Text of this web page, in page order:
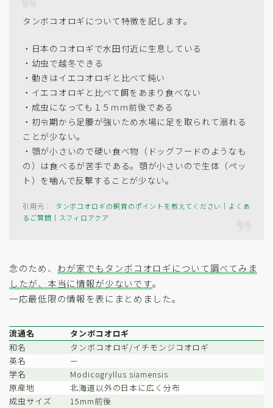
タンボコオロギについて特徴を記します。
・日本のコオロギで水田付近に生息している
・幼虫で越冬できる
・動きはイエコオロギと比べて鈍い
・イエコオロギと比べて餌をあまり食べない
・成虫になっても１５ｍｍ前後である
・初令期から足腰が強いため水場に足を取られて溺れる
ことが少ない。
・顎が小さいので硬い食べ物（ドッグフードのようなも
の）は食べるが苦手である。顎が小さいので生体（ペッ
ト）を噛んで反撃することが少ない。
タンボコオロギの飼育のポイントを教えてください｜よくあ
るご質問｜スフィロアクア
念のため、 わが家でもタンボコオロギについて調べてみま
したが、本当に情報が少ないです。
一応最低限の情報を表にまとめました。
流通名
タンボコオロギ
和名
タンボコオロギ/イチモンジコオロギ
英名
ー
学名
Modicogryllus siamensis
原産地
北海道以外の日本に広く分布
成虫サイズ
15mm前後